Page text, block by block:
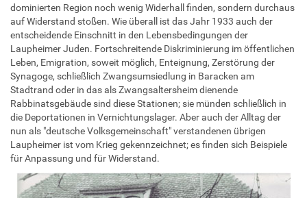
dominierten Region noch wenig Widerhall finden, sondern durchaus
auf Widerstand stoßen. Wie überall ist das Jahr 1933 auch der
entscheidende Einschnitt in den Lebensbedingungen der
Laupheimer Juden. Fortschreitende Diskriminierung im öffentlichen
Leben, Emigration, soweit möglich, Enteignung, Zerstörung der
Synagoge, schließlich Zwangsumsiedlung in Baracken am
Stadtrand oder in das als Zwangsaltersheim dienende
Rabbinatsgebäude sind diese Stationen; sie münden schließlich in
die Deportationen in Vernichtungslager. Aber auch der Alltag der
nun als "deutsche Volksgemeinschaft" verstandenen übrigen
Laupheimer ist vom Krieg gekennzeichnet; es finden sich Beispiele
für Anpassung und für Widerstand.